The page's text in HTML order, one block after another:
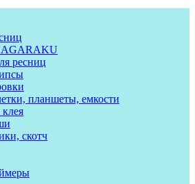
ресниц
планшеты, емкости
скотч